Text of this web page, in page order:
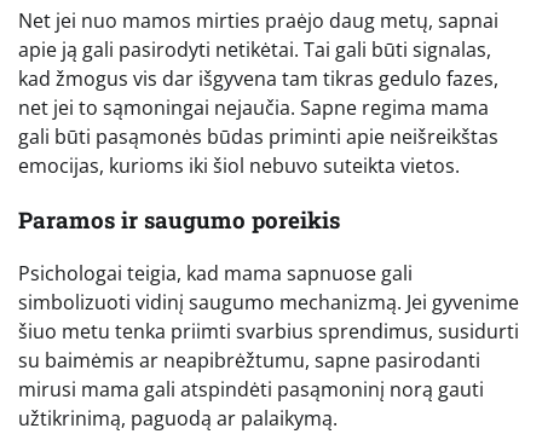
Net jei nuo mamos mirties praėjo daug metų, sapnai
apie ją gali pasirodyti netikėtai. Tai gali būti signalas,
kad žmogus vis dar išgyvena tam tikras gedulo fazes,
net jei to sąmoningai nejaučia. Sapne regima mama
gali būti pasąmonės būdas priminti apie neišreikštas
emocijas, kurioms iki šiol nebuvo suteikta vietos.
Paramos ir saugumo poreikis
Psichologai teigia, kad mama sapnuose gali
simbolizuoti vidinį saugumo mechanizmą. Jei gyvenime
šiuo metu tenka priimti svarbius sprendimus, susidurti
su baimėmis ar neapibrėžtumu, sapne pasirodanti
mirusi mama gali atspindėti pasąmoninį norą gauti
užtikrinimą, paguodą ar palaikymą.